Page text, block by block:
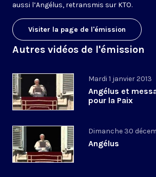
aussi l’Angélus, retransmis sur KTO.
Visiter la page de l'émission
Autres vidéos de l'émission
Mardi 1 janvier 2013
Angélus et
pour la Paix
Dimanche 30
Angélus